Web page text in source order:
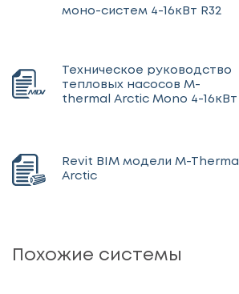
моно-систем 4-16кВт R32
Техническое руководство
тепловых насосов M-
thermal Arctic Mono 4-16кВт
Revit BIM модели M-Thermal
Arctic
Похожие системы